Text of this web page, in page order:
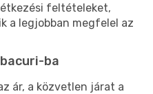
feltételeket,
a legjobban megfelel az
ba
ár, a közvetlen járat a